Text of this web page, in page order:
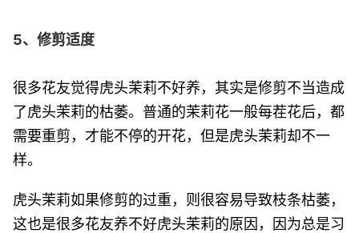
5、修剪适度
很多花友觉得虎头茉莉不好养，其实是修剪不当造成
了虎头茉莉的枯萎。普通的茉莉花一般每茬花后，都
需要重剪，才能不停的开花，但是虎头茉莉却不一
样。
虎头茉莉如果修剪的过重，则很容易导致枝条枯萎，
这也是很多花友养不好虎头茉莉的原因，因为总是习